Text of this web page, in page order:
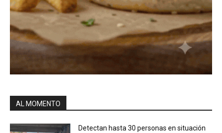
AL MOMENTO
Detectan hasta 30 personas en situación